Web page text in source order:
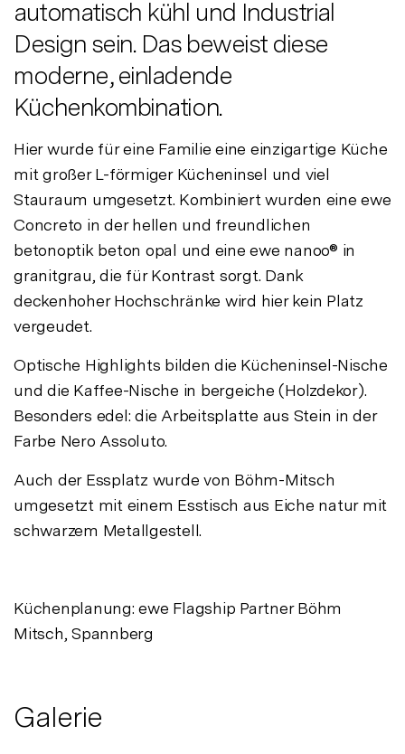
automatisch kühl und Industrial
Design sein. Das beweist diese
moderne, einladende
Küchenkombination.
Hier wurde für eine Familie eine einzigartige Küche
mit großer L-förmiger Kücheninsel und viel
Stauraum umgesetzt. Kombiniert wurden eine ewe
Concreto in der hellen und freundlichen
betonoptik beton opal und eine ewe nanoo® in
granitgrau, die für Kontrast sorgt. Dank
deckenhoher Hochschränke wird hier kein Platz
vergeudet.
Optische Highlights bilden die Kücheninsel-Nische
und die Kaffee-Nische in bergeiche (Holzdekor).
Besonders edel: die Arbeitsplatte aus Stein in der
Farbe Nero Assoluto.
Auch der Essplatz wurde von Böhm-Mitsch
umgesetzt mit einem Esstisch aus Eiche natur mit
schwarzem Metallgestell.
Küchenplanung: ewe Flagship Partner Böhm
Mitsch, Spannberg
Galerie